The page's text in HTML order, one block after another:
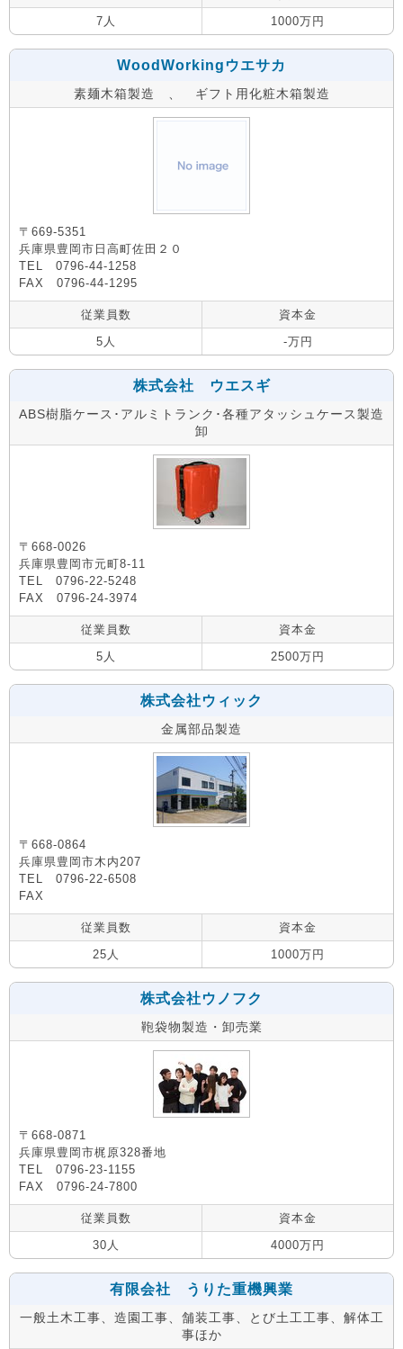
7人
1000万円
WoodWorkingウエサカ
素麺木箱製造 、 ギフト用化粧木箱製造
〒669-5351
兵庫県豊岡市日高町佐田２０
TEL 0796-44-1258
FAX 0796-44-1295
従業員数
資本金
5人
-万円
株式会社 ウエスギ
ABS樹脂ケース･アルミトランク･各種アタッシュケース製造
卸
〒668-0026
兵庫県豊岡市元町8-11
TEL 0796-22-5248
FAX 0796-24-3974
従業員数
資本金
5人
2500万円
株式会社ウィック
金属部品製造
〒668-0864
兵庫県豊岡市木内207
TEL 0796-22-6508
FAX
従業員数
資本金
25人
1000万円
株式会社ウノフク
鞄袋物製造・卸売業
〒668-0871
兵庫県豊岡市梶原328番地
TEL 0796-23-1155
FAX 0796-24-7800
従業員数
資本金
30人
4000万円
有限会社 うりた重機興業
一般土木工事、造園工事、舗装工事、とび土工工事、解体工
事ほか